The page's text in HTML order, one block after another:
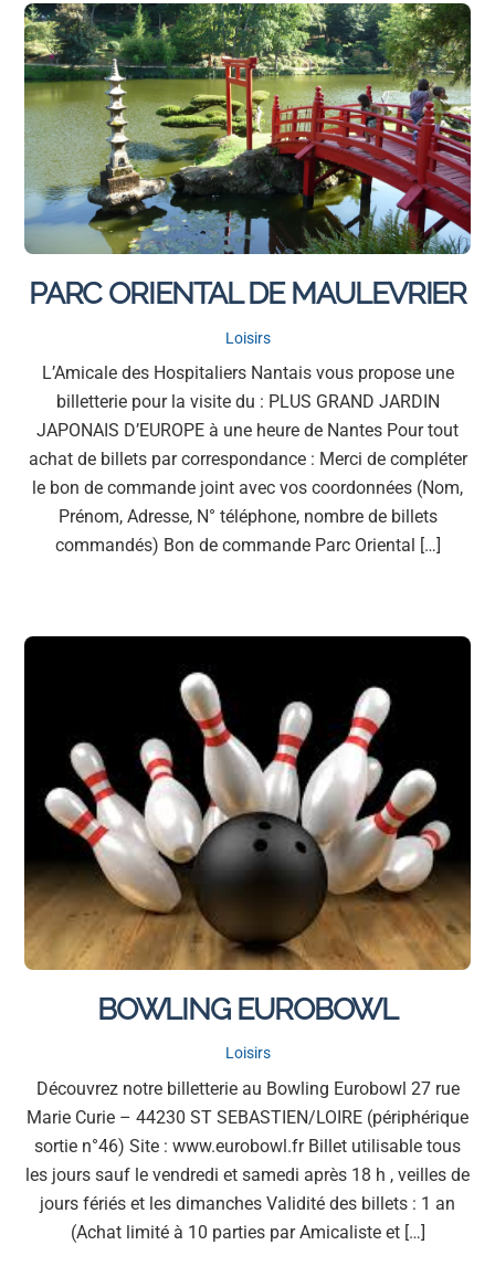
PARC ORIENTAL DE MAULEVRIER
Loisirs
L’Amicale des Hospitaliers Nantais vous propose une
billetterie pour la visite du : PLUS GRAND JARDIN
JAPONAIS D’EUROPE à une heure de Nantes Pour tout
achat de billets par correspondance : Merci de compléter
le bon de commande joint avec vos coordonnées (Nom,
Prénom, Adresse, N° téléphone, nombre de billets
commandés) Bon de commande Parc Oriental […]
BOWLING EUROBOWL
Loisirs
Découvrez notre billetterie au Bowling Eurobowl 27 rue
Marie Curie – 44230 ST SEBASTIEN/LOIRE (périphérique
sortie n°46) Site : www.eurobowl.fr Billet utilisable tous
les jours sauf le vendredi et samedi après 18 h , veilles de
jours fériés et les dimanches Validité des billets : 1 an
(Achat limité à 10 parties par Amicaliste et […]